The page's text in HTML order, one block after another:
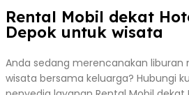
Rental Mobil dekat
Depok untuk wisata
Anda sedang merencanakan
wisata bersama keluarga? Hubungi